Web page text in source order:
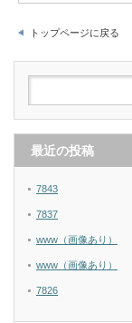
トップページに戻る
最近の投稿
7843
7837
www（画像あり）
www（画像あり）
7826